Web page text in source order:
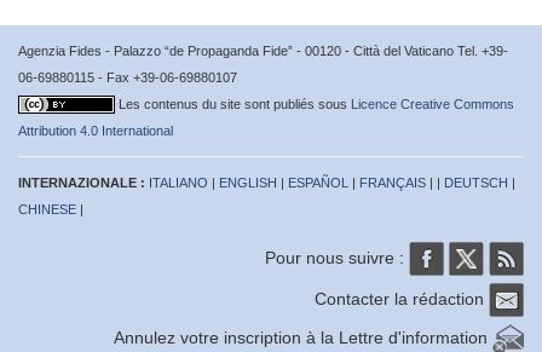
Agenzia Fides - Palazzo “de Propaganda Fide” - 00120 - Città del Vaticano Tel. +39-
06-69880115 - Fax +39-06-69880107
Les contenus du site sont publiés sous Licence Creative Commons
Attribution 4.0 International
INTERNAZIONALE : ITALIANO | ENGLISH | ESPAÑOL | FRANÇAIS | | DEUTSCH |
CHINESE |
Pour nous suivre :
Contacter la rédaction
Annulez votre inscription à la Lettre d'information